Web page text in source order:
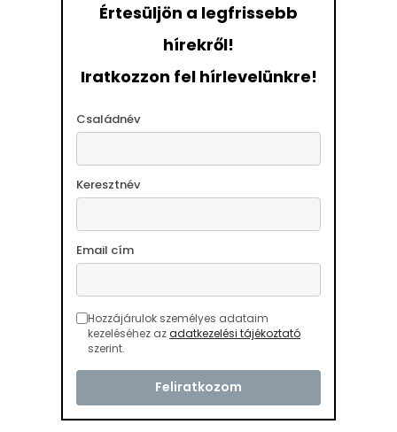
Értesüljön a legfrissebb
hírekről!
Iratkozzon fel hírlevelünkre!
Családnév
Keresztnév
Email cím
Hozzájárulok személyes adataim
kezeléséhez azadatkezelési tájékoztató
szerint.